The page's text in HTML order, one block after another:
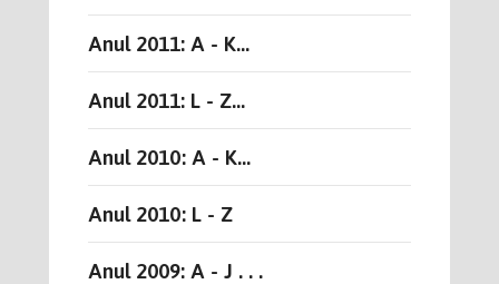
Anul 2011: A - K...
Anul 2011: L - Z...
Anul 2010: A - K...
Anul 2010: L - Z
Anul 2009: A - J . . .